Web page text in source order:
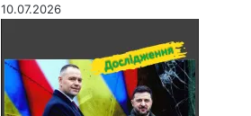
10.07.2026